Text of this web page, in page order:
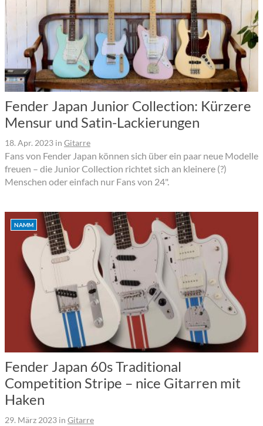
Fender Japan Junior Collection: Kürzere
Mensur und Satin-Lackierungen
18. Apr. 2023 in Gitarre
Fans von Fender Japan können sich über ein paar neue Modelle
freuen – die Junior Collection richtet sich an kleinere (?)
Menschen oder einfach nur Fans von 24".
NAMM
Fender Japan 60s Traditional
Competition Stripe – nice Gitarren mit
Haken
29. März 2023 in Gitarre